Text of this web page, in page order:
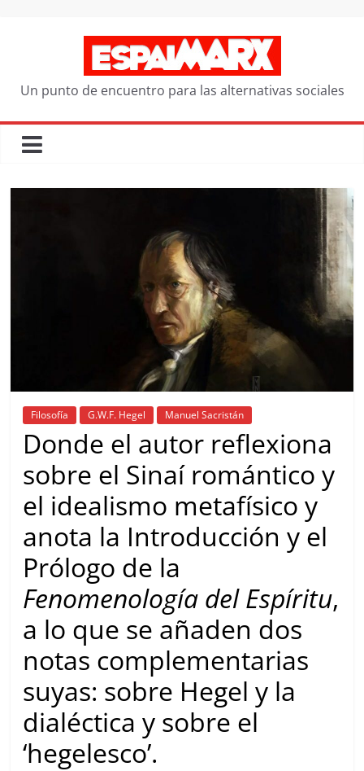
Un punto de encuentro para las alternativas sociales
Filosofía G.W.F. Hegel Manuel Sacristán
Donde el autor reflexiona
sobre el Sinaí romántico y
el idealismo metafísico y
anota la Introducción y el
Prólogo de la
Fenomenología del Espíritu,
a lo que se añaden dos
notas complementarias
suyas: sobre Hegel y la
dialéctica y sobre el
‘hegelesco’.